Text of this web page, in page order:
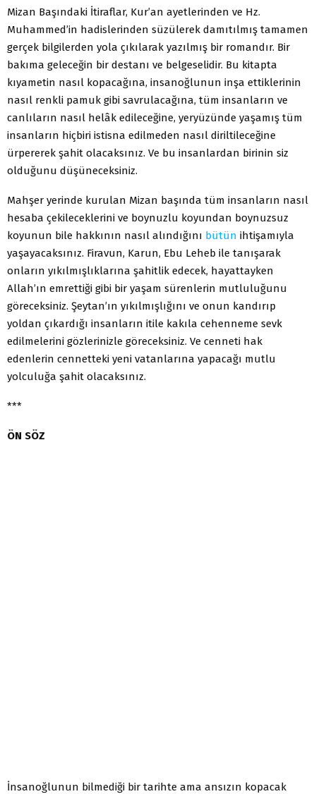
Mizan Başındaki İtiraflar, Kur’an ayetlerinden ve Hz.
Muhammed’in hadislerinden süzülerek damıtılmış tamamen
gerçek bilgilerden yola çıkılarak yazılmış bir romandır. Bir
bakıma geleceğin bir destanı ve belgeselidir. Bu kitapta
kıyametin nasıl kopacağına, insanoğlunun inşa ettiklerinin
nasıl renkli pamuk gibi savrulacağına, tüm insanların ve
canlıların nasıl helâk edileceğine, yeryüzünde yaşamış tüm
insanların hiçbiri istisna edilmeden nasıl diriltileceğine
ürpererek şahit olacaksınız. Ve bu insanlardan birinin siz
olduğunu düşüneceksiniz.
Mahşer yerinde kurulan Mizan başında tüm insanların nasıl
hesaba çekileceklerini ve boynuzlu koyundan boynuzsuz
koyunun bile hakkının nasıl alındığını bütün ihtişamıyla
yaşayacaksınız. Firavun, Karun, Ebu Leheb ile tanışarak
onların yıkılmışlıklarına şahitlik edecek, hayattayken
Allah’ın emrettiği gibi bir yaşam sürenlerin mutluluğunu
göreceksiniz. Şeytan’ın yıkılmışlığını ve onun kandırıp
yoldan çıkardığı insanların itile kakıla cehenneme sevk
edilmelerini gözlerinizle göreceksiniz. Ve cenneti hak
edenlerin cennetteki yeni vatanlarına yapacağı mutlu
yolculuğa şahit olacaksınız.
***
ÖN SÖZ
İnsanoğlunun bilmediği bir tarihte ama ansızın kopacak